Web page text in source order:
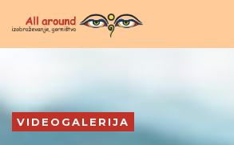
VIDEOGALERIJA